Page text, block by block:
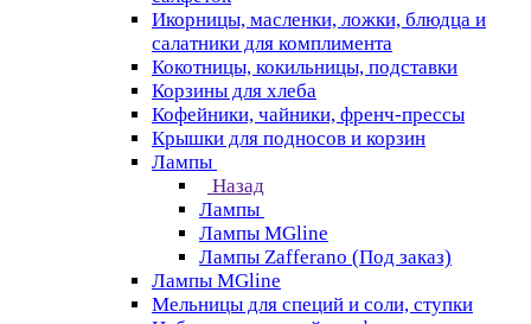
Икорницы, масленки, ложки, блюдца и
салатники для комплимента
Кокотницы, кокильницы, подставки
Корзины для хлеба
Кофейники, чайники, френч-прессы
Крышки для подносов и корзин
Лампы
Назад
Лампы
Лампы MGline
Лампы Zafferano (Под заказ)
Лампы MGline
Мельницы для специй и соли, ступки